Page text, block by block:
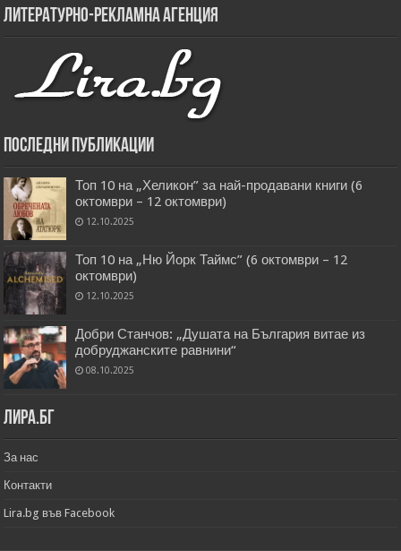
Литературно-рекламна агенция
Последни публикации
Топ 10 на „Хеликон” за най-продавани книги (6
октомври – 12 октомври)
12.10.2025
Топ 10 на „Ню Йорк Таймс” (6 октомври – 12
октомври)
12.10.2025
Добри Станчов: „Душата на България витае из
добруджанските равнини“
08.10.2025
Лира.бг
За нас
Контакти
Lira.bg във Facebook